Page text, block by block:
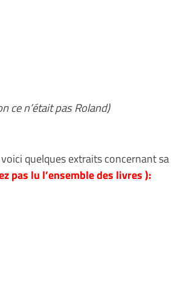
ce n’était pas Roland)
quelques extraits concernant sa
pas lu l’ensemble des livres ):